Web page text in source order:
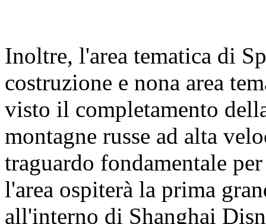
Inoltre, l'area tematica di
costruzione e nona area
visto il completamento
montagne russe ad alta
traguardo fondamentale
l'area ospiterà la prima
all'interno di Shanghai